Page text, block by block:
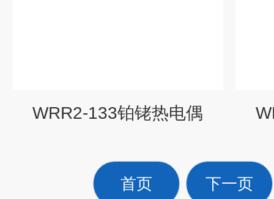
WRR2-133铂铑热电偶
首页 下一页